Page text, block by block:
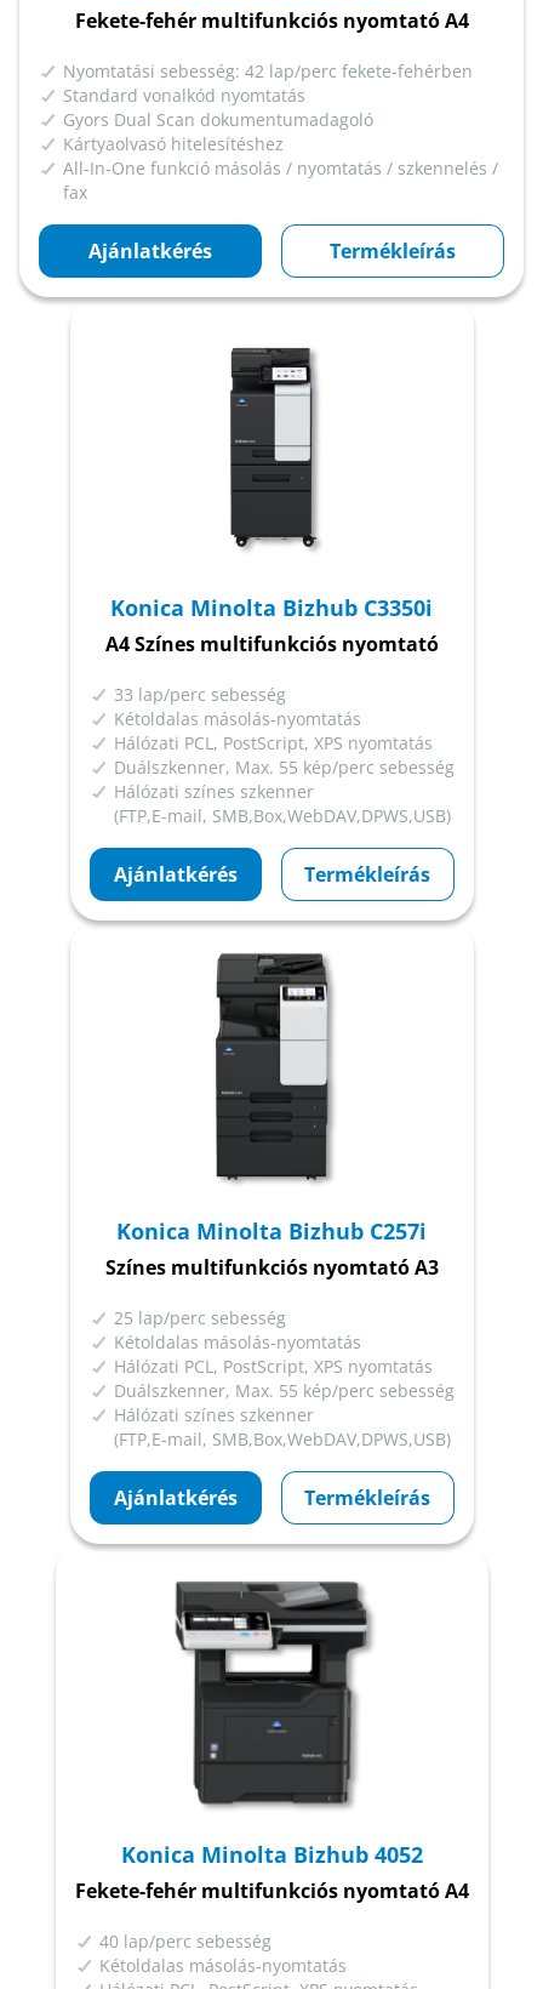
Fekete-fehér multifunkciós nyomtató A4
Nyomtatási sebesség: 42 lap/perc fekete-fehérben
Standard vonalkód nyomtatás
Gyors Dual Scan dokumentumadagoló
Kártyaolvasó hitelesítéshez
All-In-One funkció másolás / nyomtatás / szkennelés /
fax
Ajánlatkérés Termékleírás
Konica Minolta Bizhub C3350i
A4 Színes multifunkciós nyomtató
33 lap/perc sebesség
Kétoldalas másolás-nyomtatás
Hálózati PCL, PostScript, XPS nyomtatás
Duálszkenner, Max. 55 kép/perc sebesség
Hálózati színes szkenner
(FTP,E-mail, SMB,Box,WebDAV,DPWS,USB)
Ajánlatkérés Termékleírás
Konica Minolta Bizhub C257i
Színes multifunkciós nyomtató A3
25 lap/perc sebesség
Kétoldalas másolás-nyomtatás
Hálózati PCL, PostScript, XPS nyomtatás
Duálszkenner, Max. 55 kép/perc sebesség
Hálózati színes szkenner
(FTP,E-mail, SMB,Box,WebDAV,DPWS,USB)
Ajánlatkérés Termékleírás
Konica Minolta Bizhub 4052
Fekete-fehér multifunkciós nyomtató A4
40 lap/perc sebesség
Kétoldalas másolás-nyomtatás